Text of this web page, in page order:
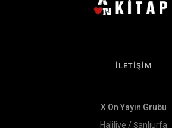
İLETİŞİM
X On Yayın Grubu
Haliliye / Şanlıurfa